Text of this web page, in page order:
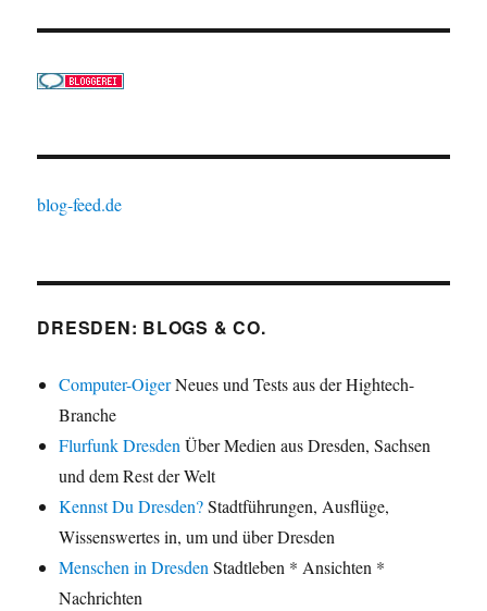
blog-feed.de
DRESDEN: BLOGS & CO.
Computer-OigerNeues und Tests aus der Hightech-
Branche
Flurfunk DresdenÜber Medien aus Dresden, Sachsen
und dem Rest der Welt
Kennst Du Dresden?Stadtführungen, Ausflüge,
Wissenswertes in, um und über Dresden
Menschen in DresdenStadtleben * Ansichten *
Nachrichten